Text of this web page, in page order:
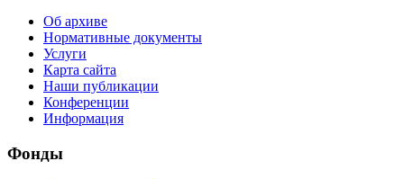
Об архиве
Нормативные документы
Услуги
Карта сайта
Наши публикации
Конференции
Информация
Фонды